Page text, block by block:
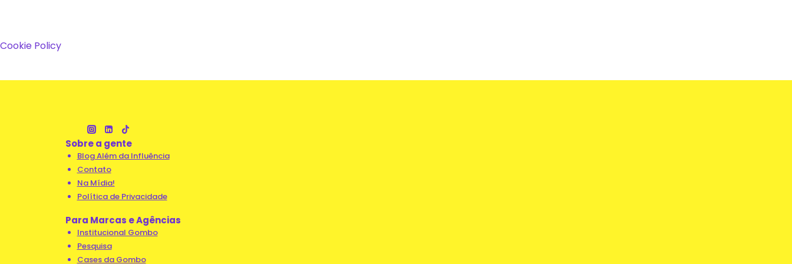
Cookie Policy
Sobre a gente
Blog Além da Influência
Contato
Na Mídia!
Política de Privacidade
Para Marcas e Agências
Institucional Gombo
Pesquisa
Cases da Gombo